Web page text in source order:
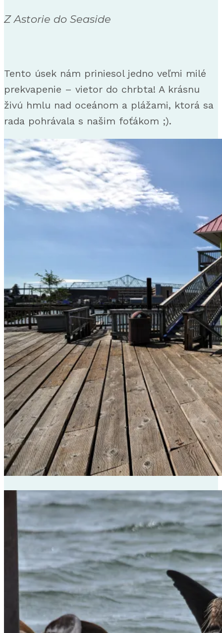
Z Astorie do Seaside
Tento úsek nám priniesol jedno veľmi milé
prekvapenie – vietor do chrbta! A krásnu
živú hmlu nad oceánom a plážami, ktorá sa
rada pohrávala s našim foťákom ;).